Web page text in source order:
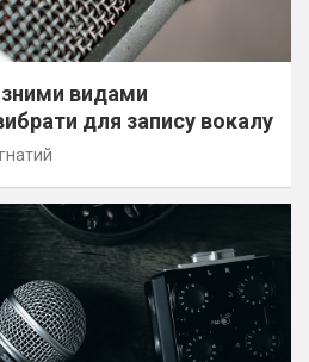
видами
для запису вокалу